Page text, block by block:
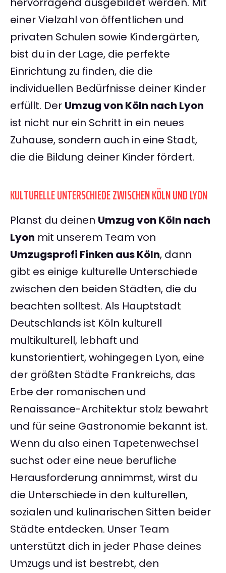
einer Vielzahl von öffentlichen und
privaten Schulen sowie Kindergärten,
bist du in der Lage, die perfekte
Einrichtung zu finden, die die
individuellen Bedürfnisse deiner Kinder
erfüllt. Der Umzug von Köln nach Lyon
ist nicht nur ein Schritt in ein neues
Zuhause, sondern auch in eine Stadt,
die die Bildung deiner Kinder fördert.
KULTURELLE UNTERSCHIEDE ZWISCHEN KÖLN UND LYON
Planst du deinen Umzug von Köln nach
Lyon mit unserem Team von
Umzugsprofi Finken aus Köln, dann
gibt es einige kulturelle Unterschiede
zwischen den beiden Städten, die du
beachten solltest. Als Hauptstadt
Deutschlands ist Köln kulturell
multikulturell, lebhaft und
kunstorientiert, wohingegen Lyon, eine
der größten Städte Frankreichs, das
Erbe der romanischen und
Renaissance-Architektur stolz bewahrt
und für seine Gastronomie bekannt ist.
Wenn du also einen Tapetenwechsel
suchst oder eine neue berufliche
Herausforderung annimmst, wirst du
die Unterschiede in den kulturellen,
sozialen und kulinarischen Sitten beider
Städte entdecken. Unser Team
unterstützt dich in jeder Phase deines
Umzugs und ist bestrebt, den